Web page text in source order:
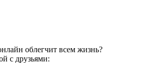
облегчит всем жизнь?
с друзьями: